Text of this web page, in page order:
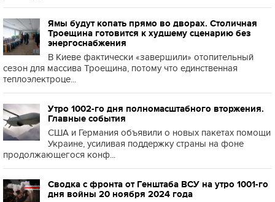
Ямы будут копать прямо во дворах. Столичная
Троещина готовится к худшему сценарию без
энергоснабжения
В Киеве фактически «завершили» отопительный
сезон для массива Троещина, потому что единственная
теплоэлектроце...
Утро 1002-го дня полномасштабного вторжения.
Главные события
США и Германия объявили о новых пакетах помощи
Украине, усиливая поддержку страны на фоне
продолжающегося конф...
Сводка с фронта от Генштаба ВСУ на утро 1001-го
дня войны 20 ноября 2024 года